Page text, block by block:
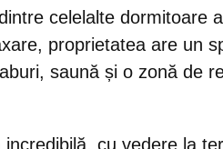
celelalte dormitoare
proprietatea are un
saună și o zonă de
cu vedere la